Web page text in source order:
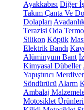
Ayakkabısı Diğer
Takım Çanta Ve
Dolapları
Terazisi Oda
Silikon Köpük
Elektrik Bandı
Alüminyum Bant
Kimyasal Dübeller
Yapıştırıcı
Söndürücü Alarm
Ambalaj
Motosiklet Ürünleri